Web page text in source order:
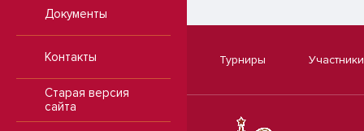
Документы
Контакты
Старая версия
сайта
Турниры Участники